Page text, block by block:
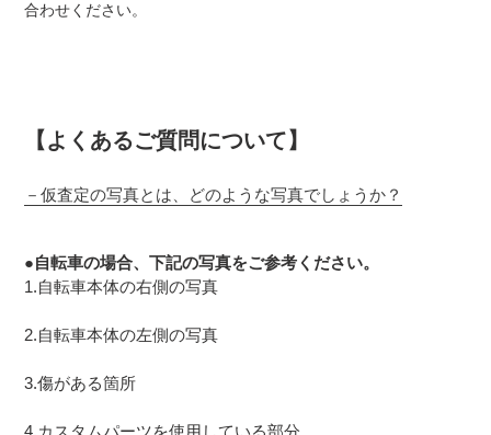
合わせください。
【よくあるご質問について】
－ 仮査定の写真とは、どのような写真でしょうか？
●自転車の場合、下記の写真をご参考ください。
1.自転車本体の右側の写真
2.自転車本体の左側の写真
3.傷がある箇所